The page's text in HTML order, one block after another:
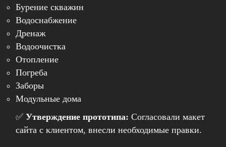
Бурение скважин
Водоснабжение
Дренаж
Водоочистка
Отопление
Погреба
Заборы
Модульные дома
✅ Утверждение прототипа: Согласовали макет
сайта с клиентом, внесли необходимые правки.